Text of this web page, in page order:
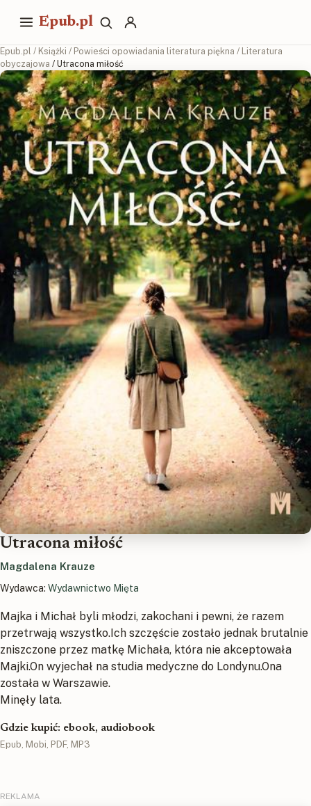
Epub.pl
Epub.pl / Książki / Powieści opowiadania literatura piękna / Literatura
obyczajowa / Utracona miłość
Utracona miłość
Magdalena Krauze
Wydawca: Wydawnictwo Mięta
Majka i Michał byli młodzi, zakochani i pewni, że razem
przetrwają wszystko.Ich szczęście zostało jednak brutalnie
zniszczone przez matkę Michała, która nie akceptowała
Majki.On wyjechał na studia medyczne do Londynu.Ona
została w Warszawie.
Minęły lata.
Gdzie kupić: ebook, audiobook
Epub, Mobi, PDF, MP3